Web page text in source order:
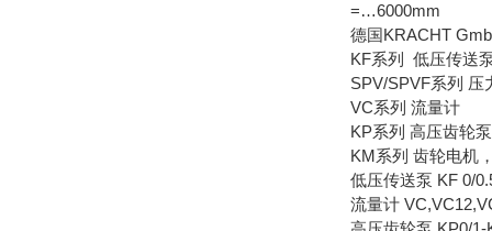
=…6000mm
德国KRACHT
KF系列 低压传送
SPV/SPVF系列 压
VC系列 流量计
KP系列 高压齿轮泵
KM系列 齿轮电机
低压传送泵 KF 0/
流量计